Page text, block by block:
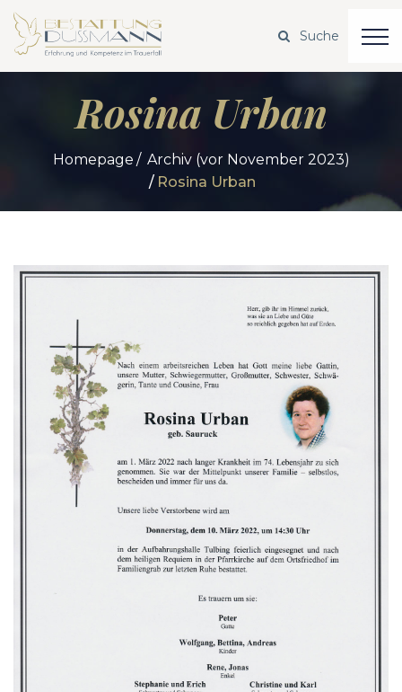
Rosina Urban
Homepage
Archiv (vor November 2023)
Rosina Urban